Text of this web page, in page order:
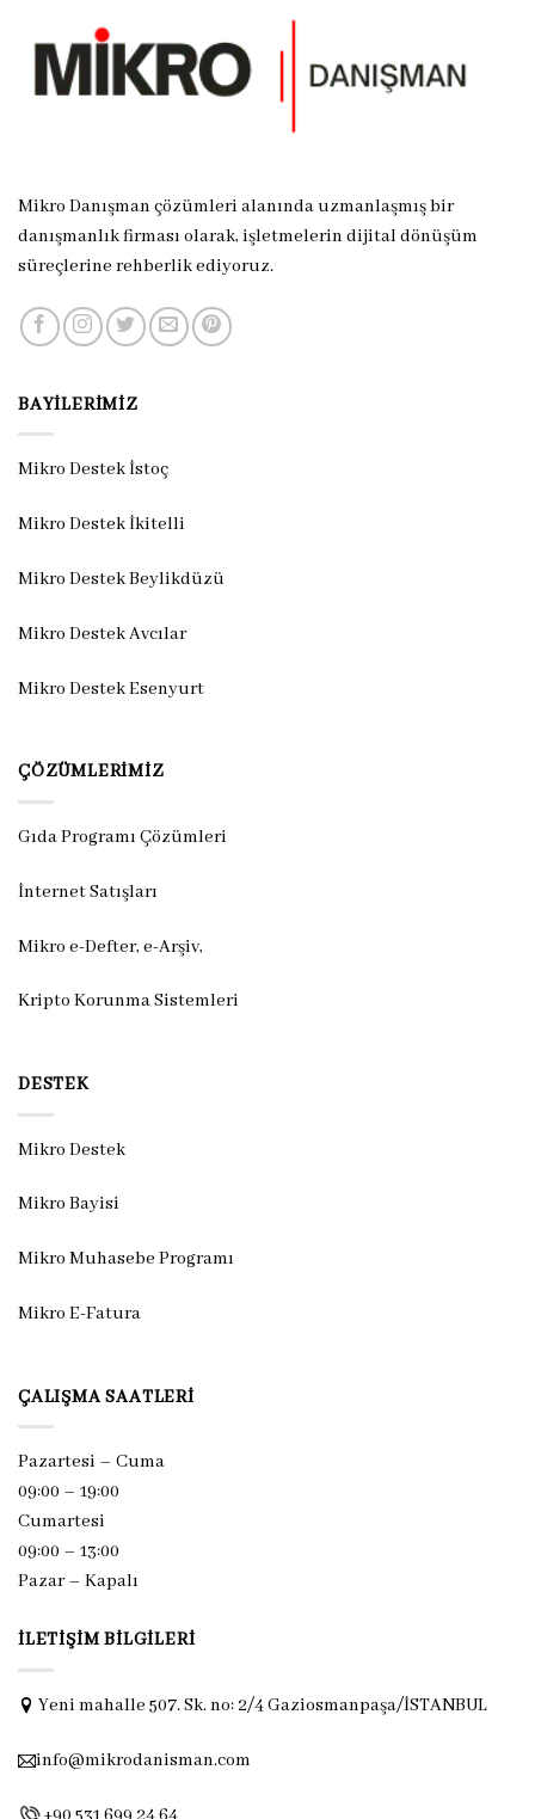
Mikro Danışman çözümleri alanında uzmanlaşmış bir
danışmanlık firması olarak, işletmelerin dijital dönüşüm
süreçlerine rehberlik ediyoruz.
BAYILERIMIZ
Mikro Destek İstoç
Mikro Destek İkitelli
Mikro Destek Beylikdüzü
Mikro Destek Avcılar
Mikro Destek Esenyurt
ÇÖZÜMLERIMIZ
Gıda Programı Çözümleri
İnternet Satışları
Mikro e-Defter, e-Arşiv,
Kripto Korunma Sistemleri
DESTEK
Mikro Destek
Mikro Bayisi
Mikro Muhasebe Programı
Mikro E-Fatura
ÇALIŞMA SAATLERI
Pazartesi – Cuma
09:00 – 19:00
Cumartesi
09:00 – 13:00
Pazar – Kapalı
İLETIŞIM BILGILERI
Yeni mahalle 507. Sk. no: 2/4 Gaziosmanpaşa/İSTANBUL
info@mikrodanisman.com